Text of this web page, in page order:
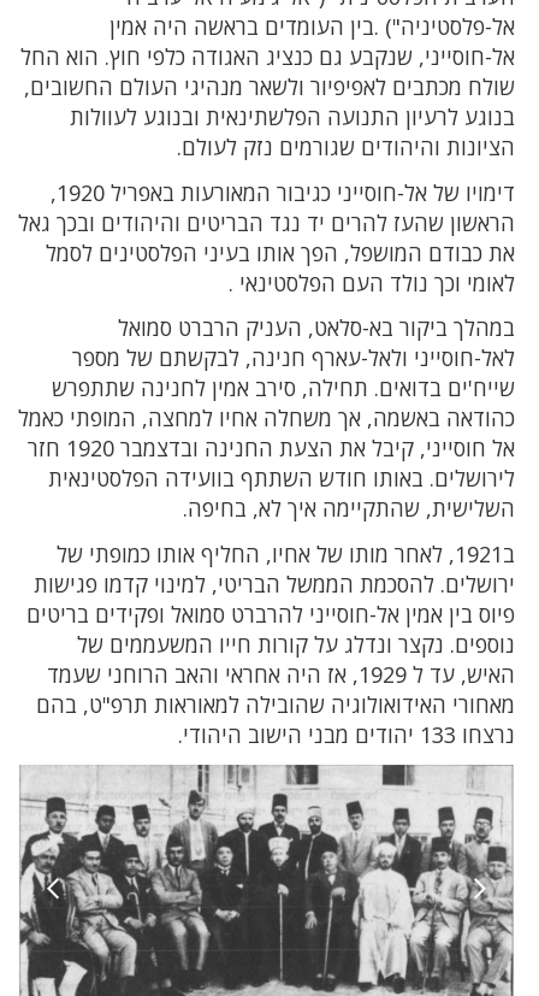
אל-פלסטיניה") .בין העומדים בראשה היה אמין
אל-חוסייני, שנקבע גם כנציג האגודה כלפי חוץ. הוא החל
שולח מכתבים לאפיפיור ולשאר מנהיגי העולם החשובים,
בנוגע לרעיון התנועה הפלשתינאית ובנוגע לעוולות
הציונות והיהודים שגורמים נזק לעולם.
דימויו של אל-חוסייני כגיבור המאורעות באפריל 1920,
הראשון שהעז להרים יד נגד הבריטים והיהודים ובכך גאל
את כבודם המושפל, הפך אותו בעיני הפלסטינים לסמל
לאומי וכך נולד העם הפלסטינאי .
במהלך ביקור בא-סלאט, העניק הרברט סמואל
לאל-חוסייני ולאל-עארף חנינה, לבקשתם של מספר
שייח'ים בדואים. תחילה, סירב אמין לחנינה שתתפרש
כהודאה באשמה, אך משחלה אחיו למחצה, המופתי כאמל
אל חוסייני, קיבל את הצעת החנינה ובדצמבר 1920 חזר
לירושלים. באותו חודש השתתף בוועידה הפלסטינאית
השלישית, שהתקיימה איך לא, בחיפה.
ב1921, לאחר מותו של אחיו, החליף אותו כמופתי של
ירושלים. להסכמת הממשל הבריטי, למינוי קדמו פגישות
פיוס בין אמין אל-חוסייני להרברט סמואל ופקידים בריטים
נוספים. נקצר ונדלג על קורות חייו המשעממים של
האיש, עד ל 1929, אז היה אחראי והאב הרוחני שעמד
מאחורי האידואולוגיה שהובילה למאוראות תרפ"ט, בהם
נרצחו 133 יהודים מבני הישוב היהודי.